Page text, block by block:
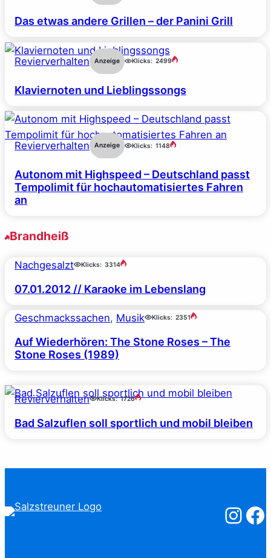
Das etwas andere Grillen – der Panini Grill
Revierverhalten Anzeige Klicks: 2499
Klaviernoten und Lieblingssongs
Revierverhalten Anzeige Klicks: 1148
Autonom mit Highspeed – Deutschland passt
Tempolimit für hochautomatisiertes Fahren
an
Brandheiß
Nachgesalzt Klicks: 3314
07.01.2012 // Karaoke im Lebenslang
Geschmackssachen, Musik Klicks: 2351
Auf Wiederhören: The Stone Roses – The
Stone Roses (1989)
Revierverhalten Klicks: 1726
Bad Salzuflen soll sportlich und mobil bleiben